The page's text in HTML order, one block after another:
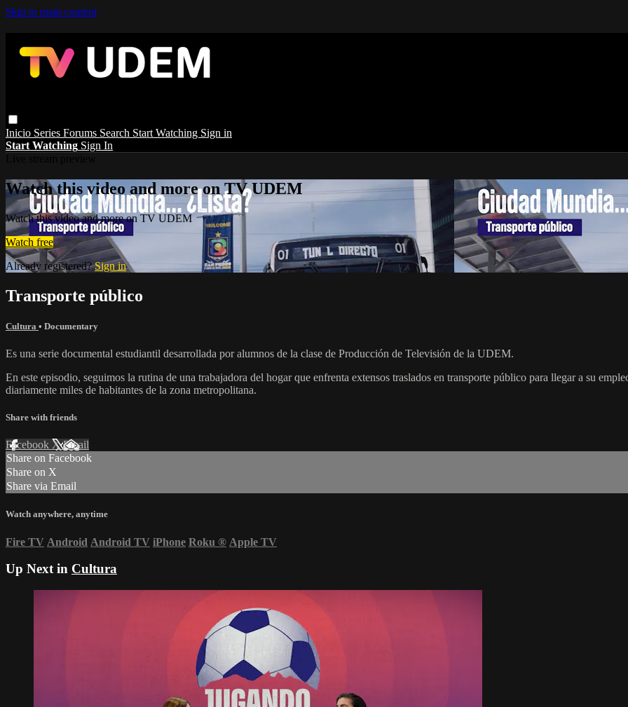
Skip to main content
Inicio Series Forums Search Start Watching Sign in
Start Watching Sign In
Watch this video and more on TV UDEM
Watch this video and more on TV UDEM
Watch free
Already registered?Sign in
Transporte público
Cultura • Documentary
Es una serie documental estudiantil desarrollada por alumnos de la clase de Producción de Televisión de la UDEM.
En este episodio, seguimos la rutina de una trabajadora del hogar que enfrenta extensos traslados en transporte público para llegar a su
diariamente miles de habitantes de la zona metropolitana.
Share with friends
Facebook XEmail
Share on Facebook
Share on X
Share via Email
Watch anywhere, anytime
Fire TV Android Android TV iPhone Roku ® Apple TV
Up Next in Cultura